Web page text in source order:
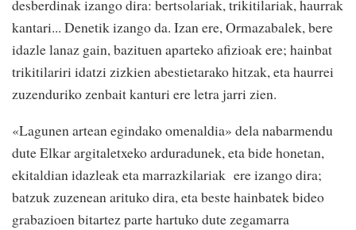
desberdinak izango dira: bertsolariak, trikitilariak, haurrak
kantari... Denetik izango da. Izan ere, Ormazabalek, bere
idazle lanaz gain, bazituen aparteko afizioak ere; hainbat
trikitilariri idatzi zizkien abestietarako hitzak, eta haurrei
zuzenduriko zenbait kanturi ere letra jarri zien.
«Lagunen artean egindako omenaldia» dela nabarmendu
dute Elkar argitaletxeko arduradunek, eta bide honetan,
ekitaldian idazleak eta marrazkilariak ere izango dira;
batzuk zuzenean arituko dira, eta beste hainbatek bideo
grabazioen bitartez parte hartuko dute zegamarra